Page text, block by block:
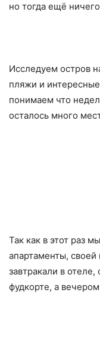
но тогда ещё
Исследуем остров
пляжи и
понимаем что
осталось много
Так как в этот раз
апартаменты,
завтракали в
фудкорте, а